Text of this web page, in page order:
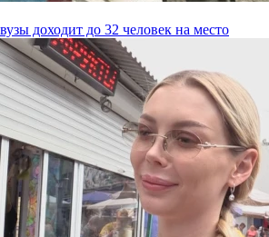
доходит до 32 человек на место